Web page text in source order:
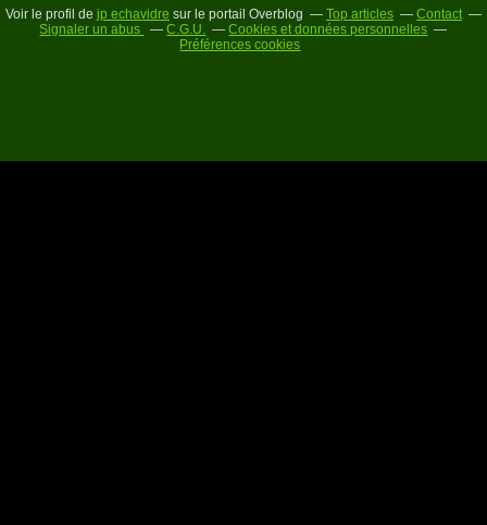
Voir le profil de jp echavidre sur le portail Overblog Top articles
Contact
Signaler un abus
C.G.U.
Cookies et données personnelles
Préférences cookies